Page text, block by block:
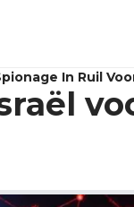
In Ruil